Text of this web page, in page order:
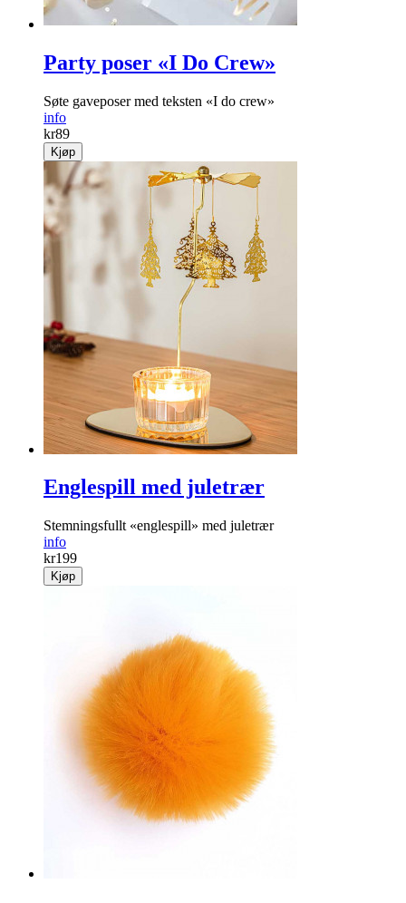
Party poser «I Do Crew»
Søte gaveposer med teksten «I do crew»
info
kr89
Kjøp
Englespill med juletrær
Stemningsfullt «englespill» med juletrær
info
kr199
Kjøp